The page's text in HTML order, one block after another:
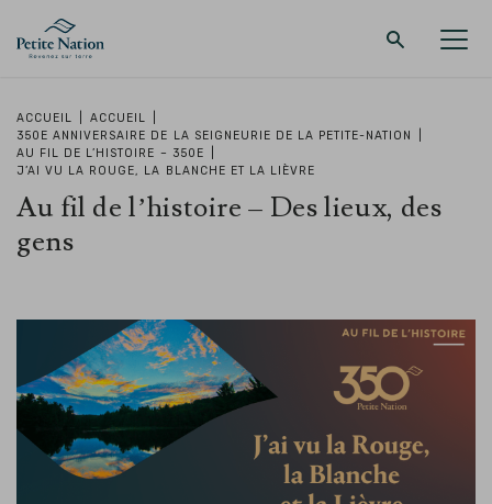
Retour au menu principal
LA RÉGION
Retour au menu principal
PROMENADES – QUOI FAIRE
Retour au menu principal
HÉBERGEMENT
Retour au menu principal
RESTAURANT
ACCUEIL ACCUEIL
350E ANNIVERSAIRE DE LA SEIGNEURIE DE LA PETITE-NATION
AU FIL DE L’HISTOIRE – 350E
J’AI VU LA ROUGE, LA BLANCHE ET LA LIÈVRE
Au fil de l’histoire – Des lieux, des
gens